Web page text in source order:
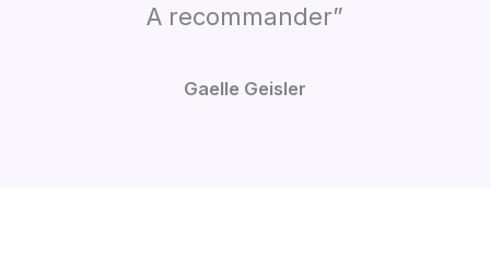
A recommander”
Gaelle Geisler